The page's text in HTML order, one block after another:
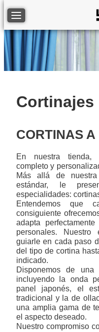
Toggle navigation
Cortinajes
CORTINAS
En nuestra tienda,
completo y
Más allá de
estándar, le
especialidades:
Entendemos que
consiguiente
adapta
personales.
guiarle en cada paso
del tipo de cortina
indicado.
Disponemos de una
incluyendo la onda
panel japonés, el
tradicional y la de
una amplia gama de
el aspecto deseado.
Nuestro compromiso